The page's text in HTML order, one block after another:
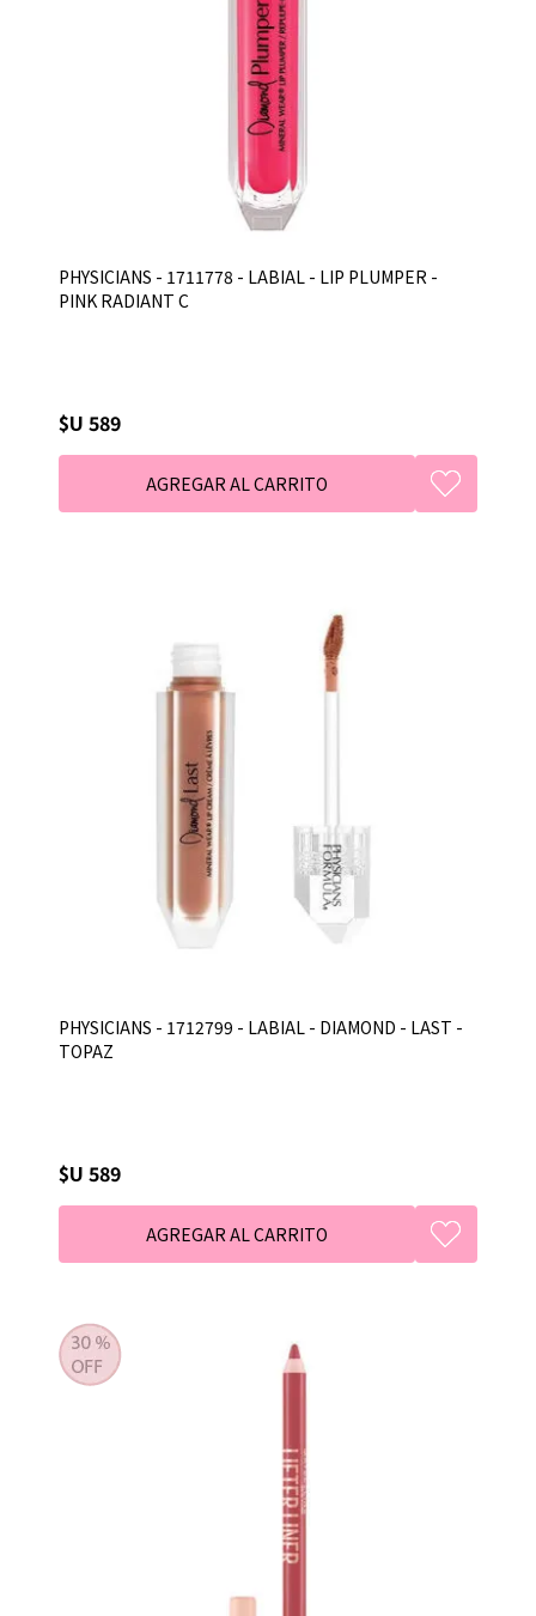
PHYSICIANS - 1711778 - LABIAL - LIP PLUMPER -
PINK RADIANT C
$U 589
PHYSICIANS - 1712799 - LABIAL - DIAMOND - LAST -
TOPAZ
$U 589